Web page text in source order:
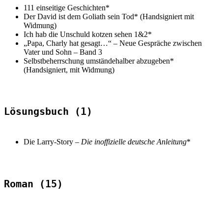
111 einseitige Geschichten*
Der David ist dem Goliath sein Tod* (Handsigniert mit
Widmung)
Ich hab die Unschuld kotzen sehen 1&2*
„Papa, Charly hat gesagt…“ – Neue Gespräche zwischen
Vater und Sohn – Band 3
Selbstbeherrschung umständehalber abzugeben*
(Handsigniert, mit Widmung)
Lösungsbuch (1)
Die Larry-Story – Die inoffizielle deutsche Anleitung*
Roman (15)